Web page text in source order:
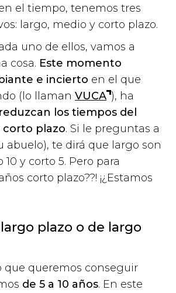
el tiempo, tenemos tres
largo, medio y corto plazo.
uno de ellos, vamos a
cosa. Este momento
e incierto en el que
(lo llaman VUCA ), ha
los tiempos del
corto plazo. Si le preguntas a
abuelo), te dirá que largo son
y corto 5. Pero para
corto plazo??! ¡¿Estamos
plazo o de largo
que queremos conseguir
de 5 a 10 años. En este